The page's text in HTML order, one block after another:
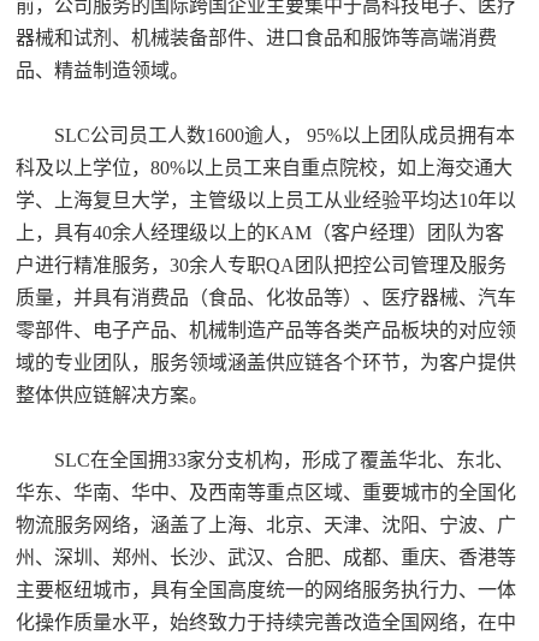
前，公司服务的国际跨国企业主要集中于高科技电子、医疗
器械和试剂、机械装备部件、进口食品和服饰等高端消费
品、精益制造领域。
SLC公司员工人数1600逾人， 95%以上团队成员拥有本
科及以上学位，80%以上员工来自重点院校，如上海交通大
学、上海复旦大学，主管级以上员工从业经验平均达10年以
上，具有40余人经理级以上的KAM（客户经理）团队为客
户进行精准服务，30余人专职QA团队把控公司管理及服务
质量，并具有消费品（食品、化妆品等）、医疗器械、汽车
零部件、电子产品、机械制造产品等各类产品板块的对应领
域的专业团队，服务领域涵盖供应链各个环节，为客户提供
整体供应链解决方案。
SLC在全国拥33家分支机构，形成了覆盖华北、东北、
华东、华南、华中、及西南等重点区域、重要城市的全国化
物流服务网络，涵盖了上海、北京、天津、沈阳、宁波、广
州、深圳、郑州、长沙、武汉、合肥、成都、重庆、香港等
主要枢纽城市，具有全国高度统一的网络服务执行力、一体
化操作质量水平，始终致力于持续完善改造全国网络，在中